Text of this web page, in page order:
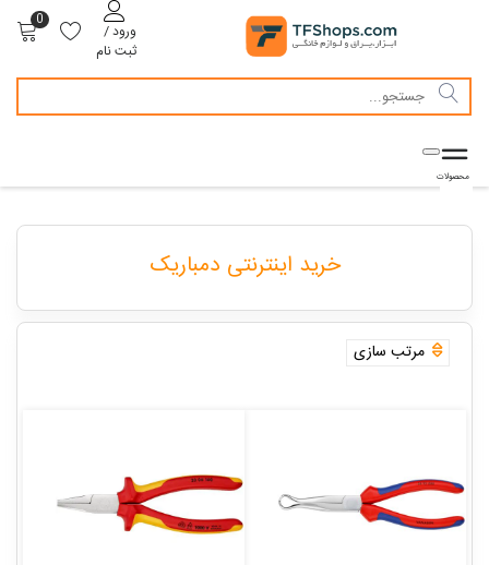
0
ورود /
ثبت نام
خرید اینترنتی دمباریک
مرتب سازی